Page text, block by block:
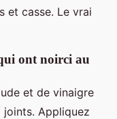
et casse. Le vrai
ont noirci au
et de vinaigre
joints. Appliquez